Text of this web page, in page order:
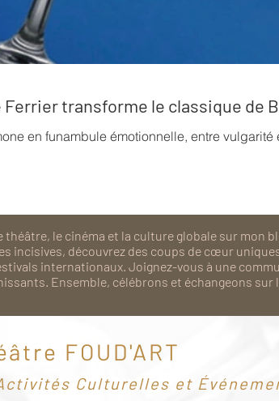
Ferrier transforme le classique de
en funambule émotionnelle, entre
le cinéma et la culture globale sur mon
incisives, découvrez des coups de cœur
internationaux. Joignez-vous à une
Ensemble, célébrons et échangeons
FOUD'ART
Culturelles et